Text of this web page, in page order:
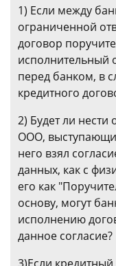
1) Если между
ограниченной
договор
исполнительный
перед банком, в
кредитного
2) Будет ли нести
ООО,
него взял
данных, как с
его как
основу, могут
исполнению
данное согласие?